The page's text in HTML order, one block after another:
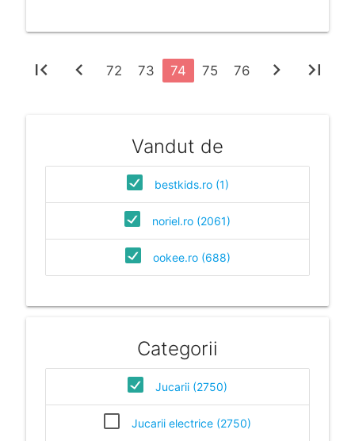
first_page chevron_left 72 73 74 75 76 chevron_right last_page
Vandut de
bestkids.ro (1)
noriel.ro (2061)
ookee.ro (688)
Categorii
Jucarii (2750)
Jucarii electrice (2750)